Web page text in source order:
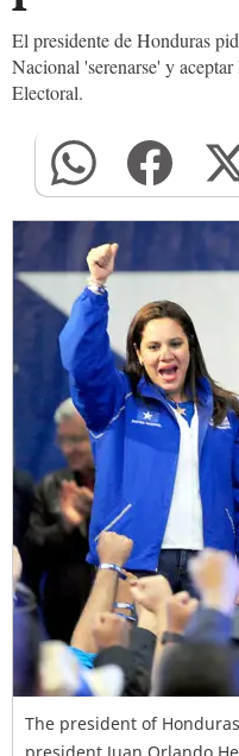
El presidente de Honduras
Nacional 'serenarse' y
Electoral.
The president of